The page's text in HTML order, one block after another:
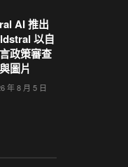
AI 推出
以自
政策審查
圖片
年 8 月 5 日